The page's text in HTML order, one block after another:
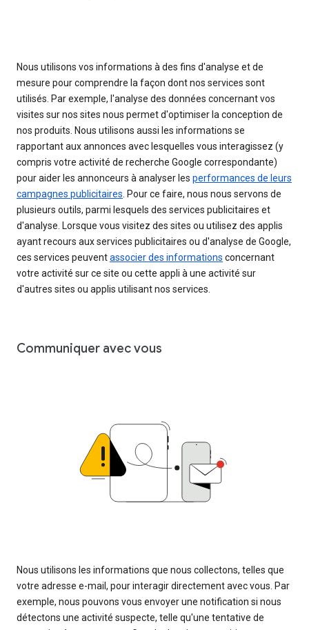
Nous utilisons vos informations à des fins d'analyse et de
mesure pour comprendre la façon dont nos services sont
utilisés. Par exemple, l'analyse des données concernant vos
visites sur nos sites nous permet d'optimiser la conception de
nos produits. Nous utilisons aussi les informations se
rapportant aux annonces avec lesquelles vous interagissez (y
compris votre activité de recherche Google correspondante)
pour aider les annonceurs à analyser les performances de leurs
campagnes publicitaires. Pour ce faire, nous nous servons de
plusieurs outils, parmi lesquels des services publicitaires et
d'analyse. Lorsque vous visitez des sites ou utilisez des applis
ayant recours aux services publicitaires ou d'analyse de Google,
ces services peuventassocier des informations concernant
votre activité sur ce site ou cette appli à une activité sur
d'autres sites ou applis utilisant nos services.
Communiquer avec vous
Nous utilisons les informations que nous collectons, telles que
votre adresse e-mail, pour interagir directement avec vous. Par
exemple, nous pouvons vous envoyer une notification si nous
détectons une activité suspecte, telle qu'une tentative de